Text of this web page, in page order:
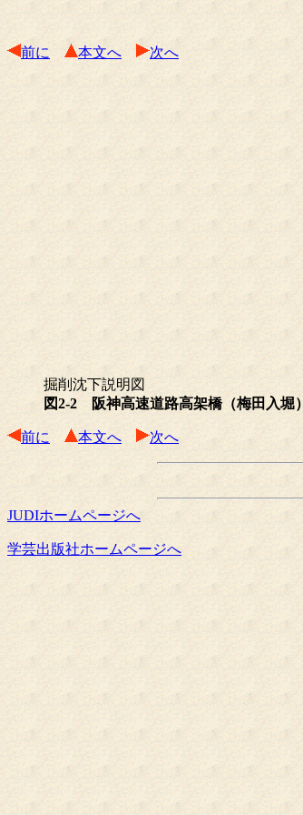
前に 本文へ 次へ
掘削沈下説明図
図2-2 阪神高速道路高架橋（梅田入堀）
前に 本文へ 次へ
JUDIホームページへ
学芸出版社ホームページへ